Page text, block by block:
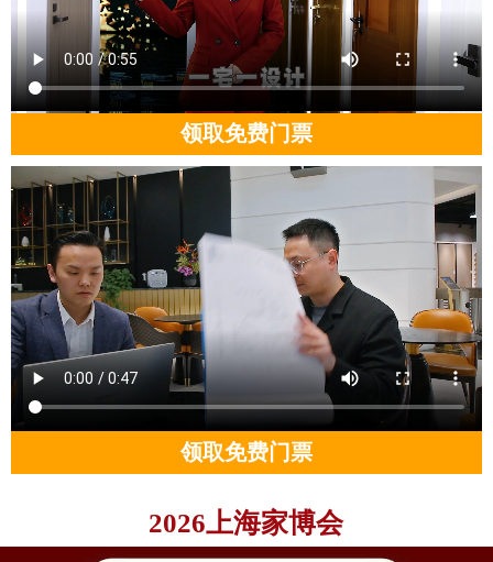
领取免费门票
领取免费门票
2026上海家博会